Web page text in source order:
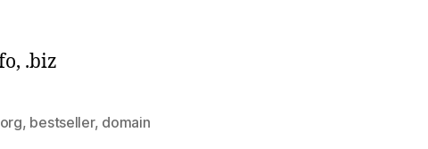
.biz
, bestseller, domain